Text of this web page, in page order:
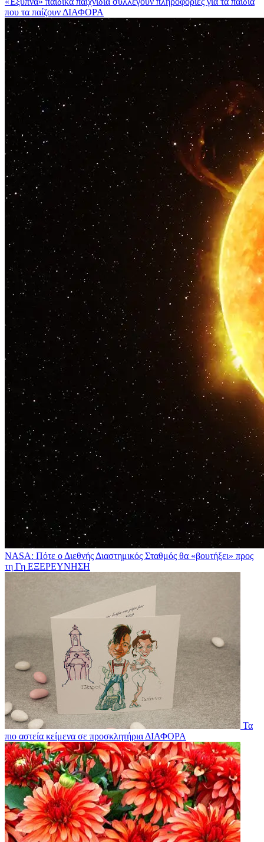
που τα παίζουν ΔΙΑΦΟΡΑ
NASA: Πότε ο Διεθνής Διαστημικός Σταθμός θα «βουτήξει» προς
τη Γη ΕΞΕΡΕΥΝΗΣΗ
Τα
πιο αστεία κείμενα σε προσκλητήρια ΔΙΑΦΟΡΑ